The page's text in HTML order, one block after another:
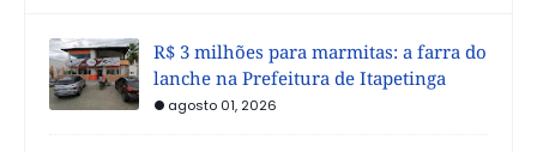
R$ 3 milhões para marmitas: a farra do
lanche na Prefeitura de Itapetinga
agosto 01, 2026